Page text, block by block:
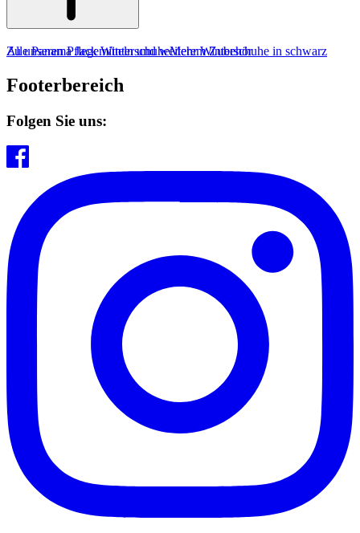
Zu unseren Pflegemitteln und weiterem Zubehör
Alle Panama Jack WinterschuheMehr Winterschuhe in schwarz
Footerbereich
Folgen Sie uns: